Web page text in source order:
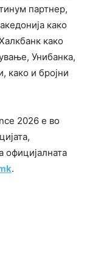
партнер,
како
како
Унибанка,
како и бројни
2026 е во
официјалната
.